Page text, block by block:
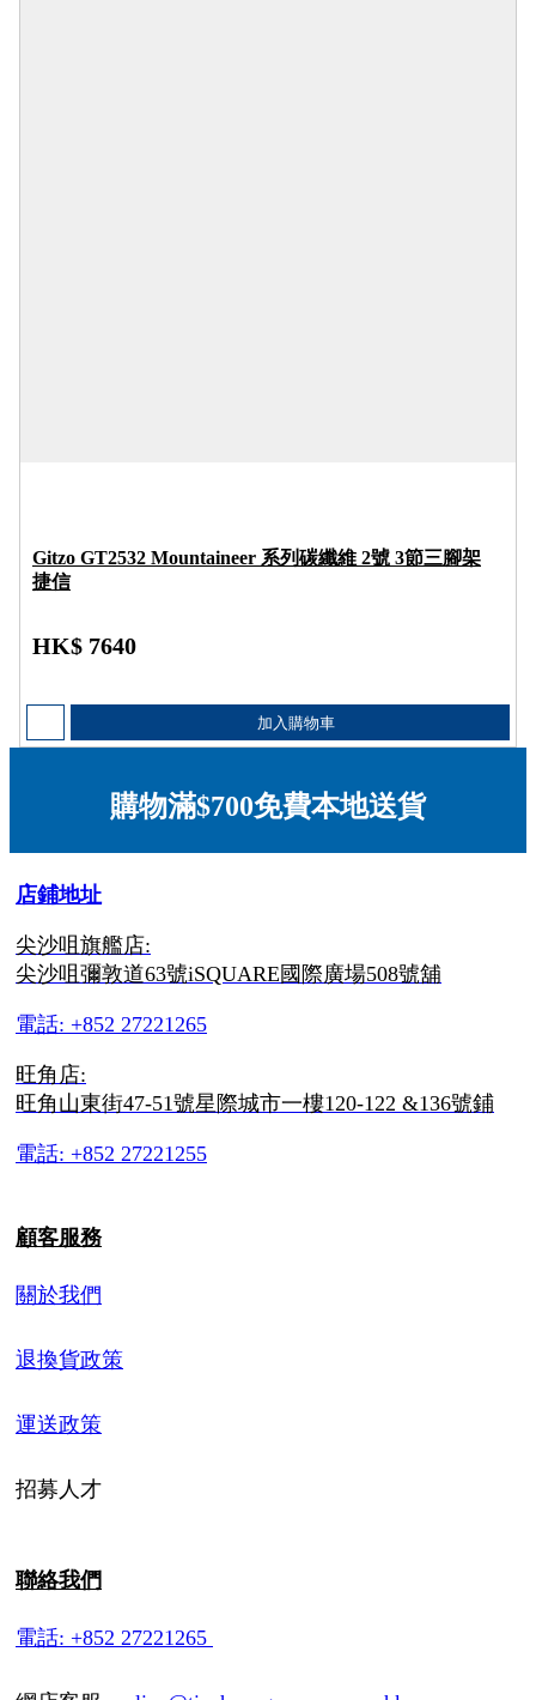
Gitzo GT2532 Mountaineer 系列碳纖維 2號 3節三腳架
捷信
HK$ 7640
加入購物車
購物滿$700免費本地送貨
店鋪地址
尖沙咀旗艦店:
尖沙咀彌敦道63號iSQUARE國際廣場508號舖
電話: +852 27221265
旺角店:
旺角山東街47-51號星際城市一樓120-122 &136號鋪
電話: +852 27221255
顧客服務
關於我們
退換貨政策
運送政策
招募人才
聯絡我們
電話: +852 27221265